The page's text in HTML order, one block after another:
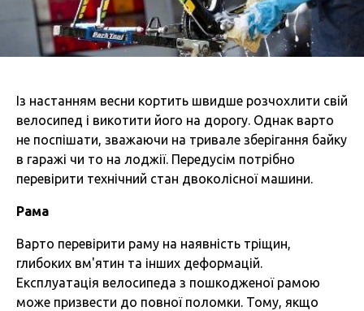
Із настанням весни кортить швидше розчохлити свій
велосипед і викотити його на дорогу. Однак варто
не поспішати, зважаючи на тривале зберігання байку
в гаражі чи то на лоджії. Передусім потрібно
перевірити технічний стан двоколісної машини.
Рама
Варто перевірити раму на наявність тріщин,
глибоких вм'ятин та інших деформацій.
Експлуатація велосипеда з пошкодженої рамою
може призвести до повної поломки. Тому, якщо